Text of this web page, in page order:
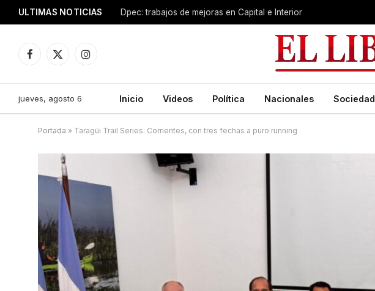
ULTIMAS NOTICIAS Dpec: trabajos de mejoras en Capital e Interior
Facebook
X
Instagram
jueves, agosto 6 Inicio Videos Política Nacionales Sociedad
Portada » Taragüi Trail Series: Corrientes, con tres fechas a puro running